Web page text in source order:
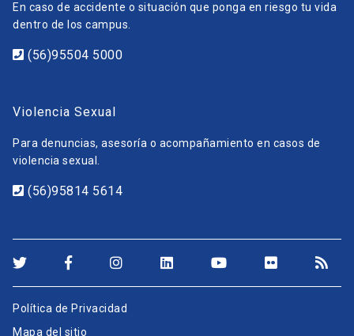
En caso de accidente o situación que ponga en riesgo tu vida
dentro de los campus.
(56)95504 5000
Violencia Sexual
Para denuncias, asesoría o acompañamiento en casos de
violencia sexual.
(56)95814 5614
Política de Privacidad
Mapa del sitio